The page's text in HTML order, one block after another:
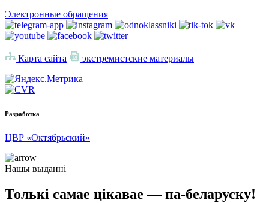
Электронные обращения
Карта сайта экстремистские материалы
Разработка
ЦВР «Октябрьский»
Нашы выданні
Толькі самае цікавае — па-беларуску!